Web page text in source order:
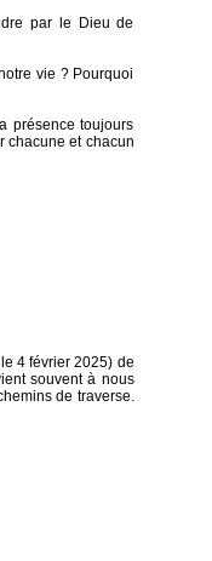
par le Dieu de
vie ? Pourquoi
présence toujours
chacune et chacun
4 février 2025) de
souvent à nous
de traverse.